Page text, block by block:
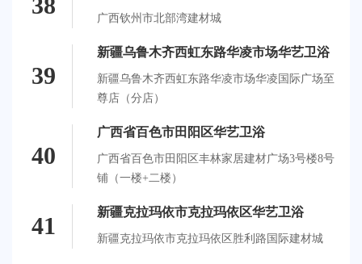
38 广西钦州市北部湾建材城
39
新疆乌鲁木齐西虹东路华凌市场华艺卫浴
新疆乌鲁木齐西虹东路华凌市场华凌国际广场至
尊店（分店）
40
广西省百色市田阳区华艺卫浴
广西省百色市田阳区丰林家居建材广场3号楼8号
铺（一楼+二楼）
41
新疆克拉玛依市克拉玛依区华艺卫浴
新疆克拉玛依市克拉玛依区胜利路国际建材城